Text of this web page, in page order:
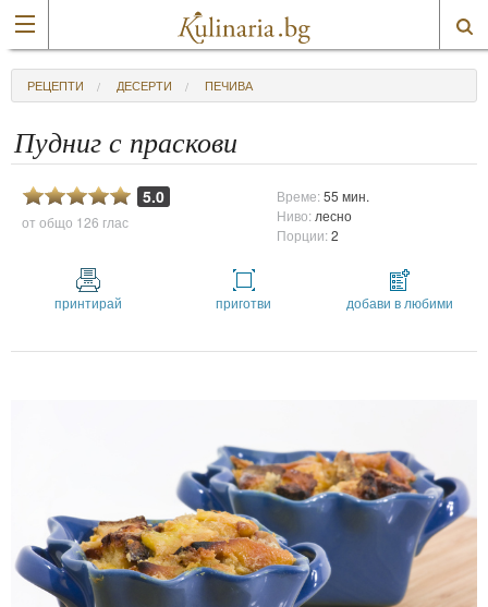
РЕЦЕПТИ ДЕСЕРТИ ПЕЧИВА
Пудниг с праскови
5.0
от общо 126 глас
Време:55 мин.
Ниво: лесно
Порции:2
принтирай приготви добави в любими